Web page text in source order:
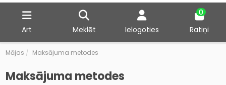
Art Meklēt Ielogoties
0
Ratiņi
Mājas Maksājuma metodes
Maksājuma metodes